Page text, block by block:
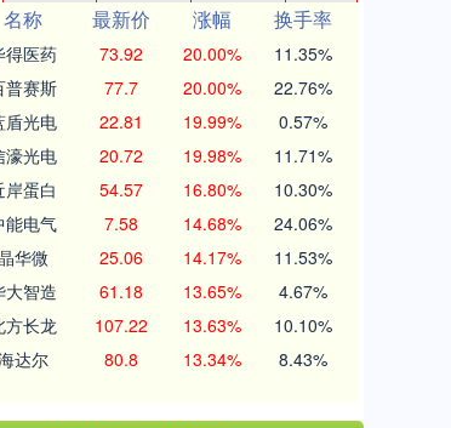
名称 最新价 涨幅
换手率
得医药 73.92 20.00% 11.35%
普赛斯 77.7 20.00% 22.76%
盾光电 22.81 19.99% 0.57%
濠光电 20.72 19.98% 11.71%
岸蛋白 54.57 16.80% 10.30%
能电气 7.58 14.68% 24.06%
华微 25.06 14.17% 11.53%
大智造 61.18 13.65% 4.67%
方长龙 107.22 13.63% 10.10%
达尔 80.8 13.34% 8.43%